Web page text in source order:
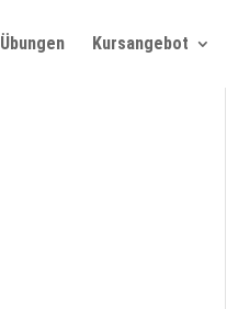
Übungen Kursangebot